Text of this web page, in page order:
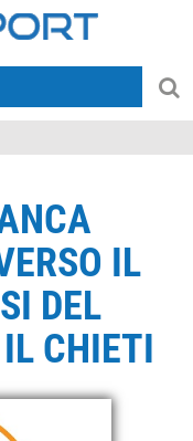
IL
DEL
CHIETI